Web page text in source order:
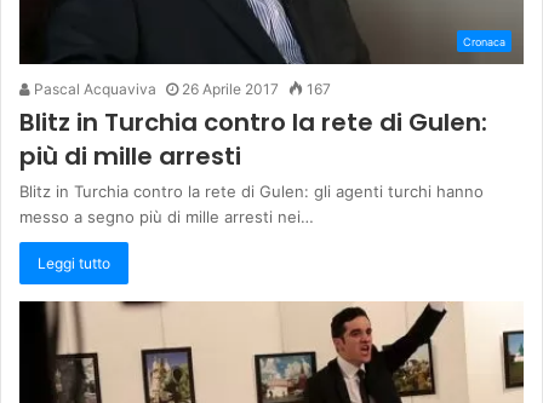
Cronaca
Pascal Acquaviva 26 Aprile 2017 167
Blitz in Turchia contro la rete di Gulen:
più di mille arresti
Blitz in Turchia contro la rete di Gulen: gli agenti turchi hanno
messo a segno più di mille arresti nei…
Leggi tutto